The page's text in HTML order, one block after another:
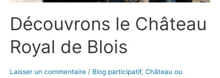
Découvrons le Château
Royal de Blois
Laisser un commentaire / Blog participatif, Château ou